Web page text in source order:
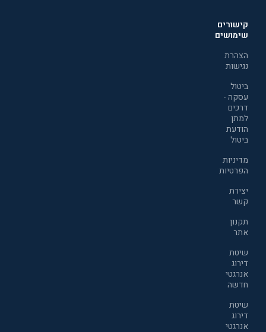
קישורים
שימושים
הצהרת
נגישות
ביטול
עסקה -
דרכים
למתן
הודעת
ביטול
מדיניות
הפרטיות
יצירת
קשר
תקנון
אתר
שיטת
דירוג
אנרגטי
חדשה
שיטת
דירוג
אנרגטי